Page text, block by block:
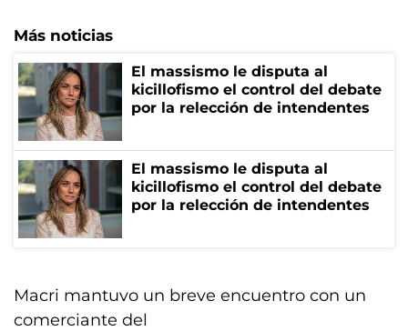
Más noticias
El massismo le disputa al
kicillofismo el control del debate
por la relección de intendentes
El massismo le disputa al
kicillofismo el control del debate
por la relección de intendentes
Macri mantuvo un breve encuentro con un
comerciante del